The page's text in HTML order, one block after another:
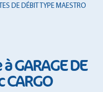
DE DÉBIT TYPE MAESTRO
GARAGE DE
CARGO